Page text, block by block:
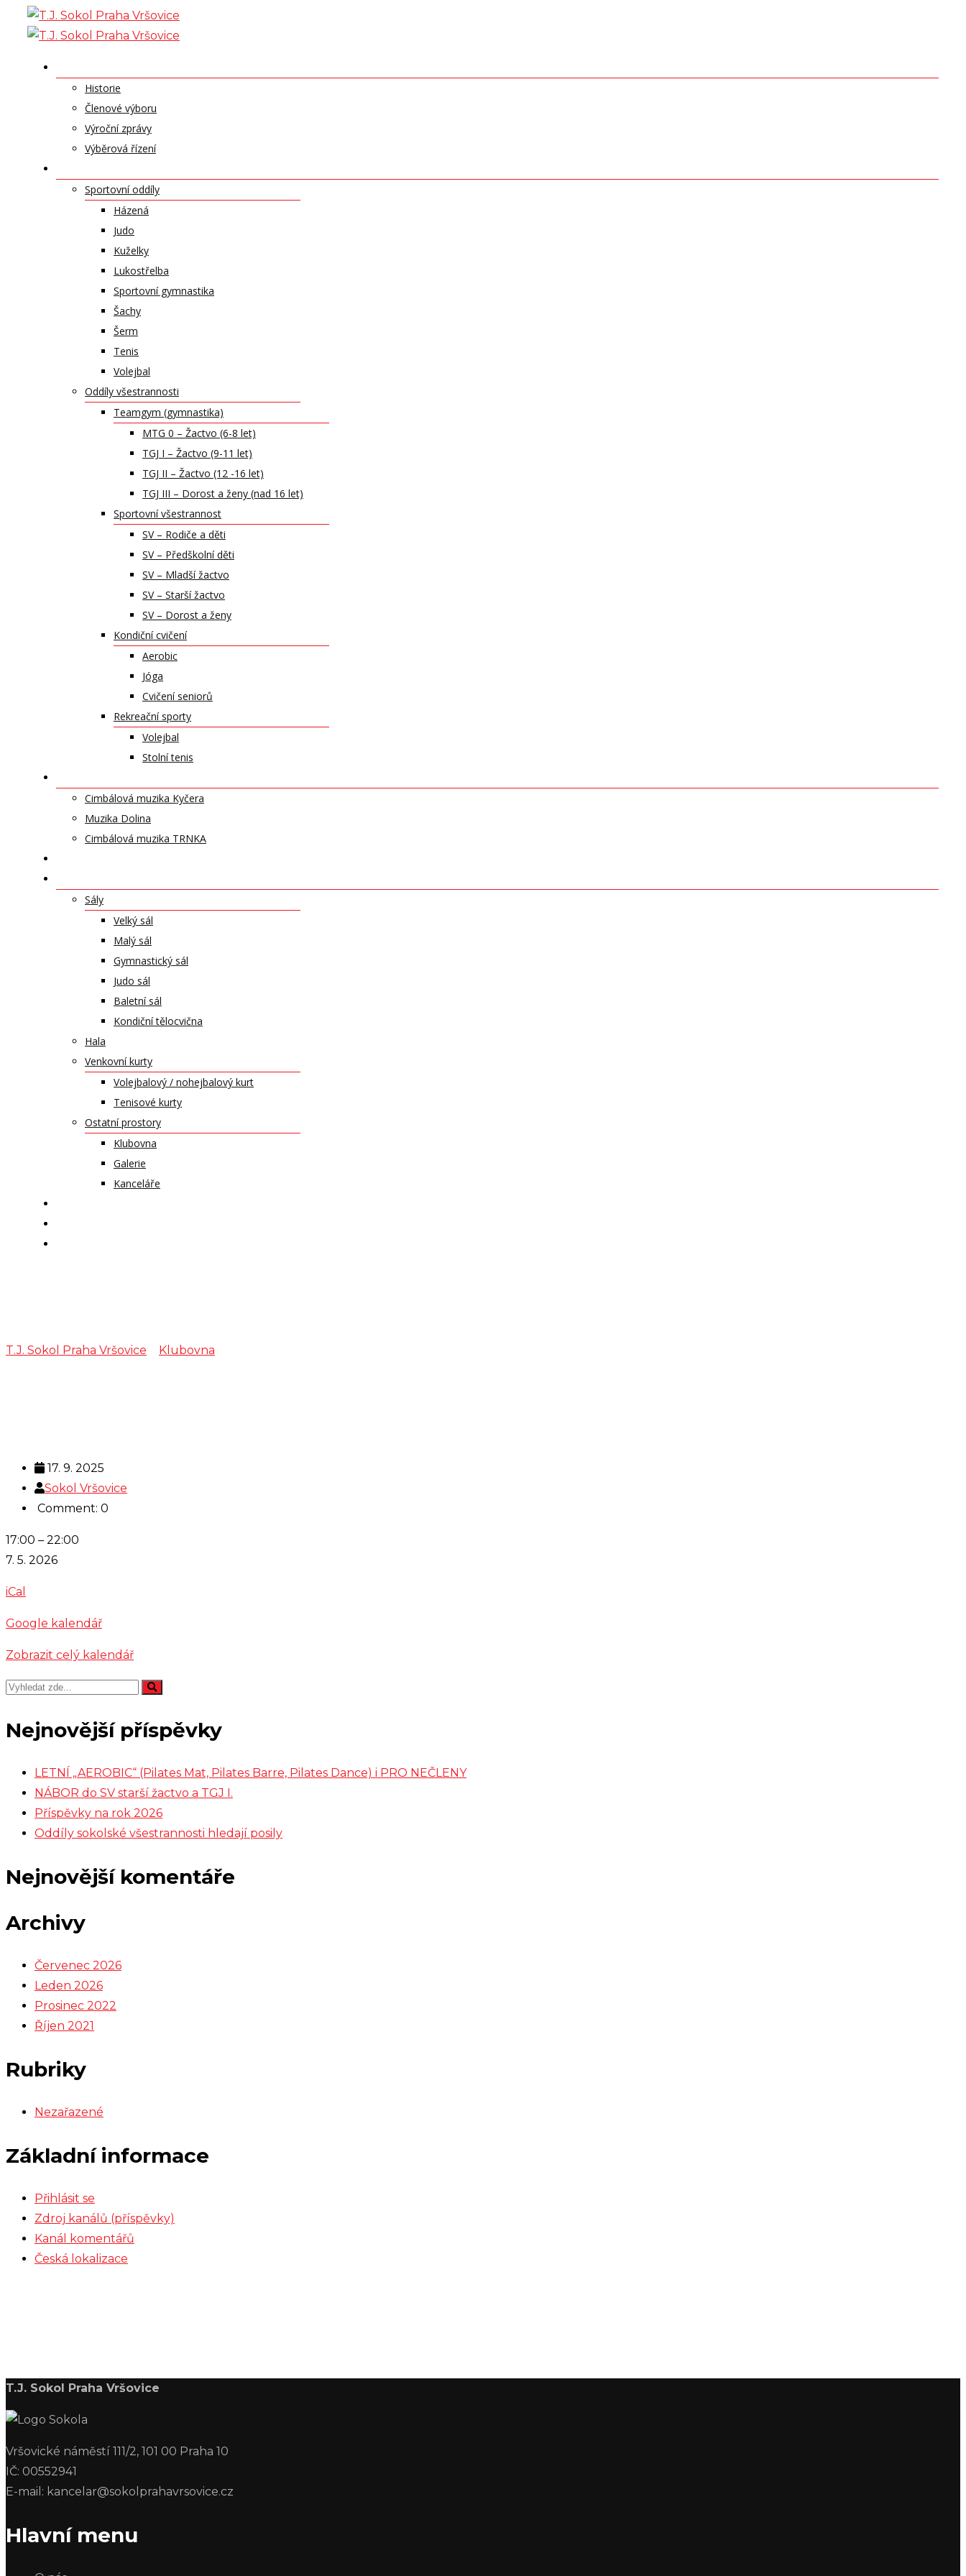
Skip
Historie
Členové výboru
Výroční zprávy
Výběrová řízení
Sportovní oddíly
Házená
Judo
Kuželky
Lukostřelba
Sportovní gymnastika
Šachy
Šerm
Tenis
Volejbal
Oddíly všestrannosti
Teamgym (gymnastika)
MTG 0 – Žactvo (6-8 let)
TGJ I – Žactvo (9-11 let)
TGJ II – Žactvo (12 -16 let)
TGJ III – Dorost a ženy (nad 16 let)
Sportovní všestrannost
SV – Rodiče a děti
SV – Předškolní děti
SV – Mladší žactvo
SV – Starší žactvo
SV – Dorost a ženy
Kondiční cvičení
Aerobic
Jóga
Cvičení seniorů
Rekreační sporty
Volejbal
Stolní tenis
Cimbálová muzika Kyčera
Muzika Dolina
Cimbálová muzika TRNKA
Sály
Velký sál
Malý sál
Gymnastický sál
Judo sál
Baletní sál
Kondiční tělocvična
Hala
Venkovní kurty
Volejbalový / nohejbalový kurt
Tenisové kurty
Ostatní prostory
Klubovna
Galerie
Kanceláře
T.J. Sokol Praha Vršovice Klubovna
17. 9. 2025
Sokol Vršovice
Comment: 0
šachy
17:00 – 22:00
7. 5. 2026
iCal
Google kalendář
Zobrazit celý kalendář
Nejnovější příspěvky
LETNÍ „AEROBIC“ (Pilates Mat, Pilates Barre, Pilates Dance) i PRO NEČLENY
NÁBOR do SV starší žactvo a TGJ I.
Příspěvky na rok 2026
Oddíly sokolské všestrannosti hledají posily
Nejnovější komentáře
Archivy
Červenec 2026
Leden 2026
Prosinec 2022
Říjen 2021
Rubriky
Nezařazené
Základní informace
Přihlásit se
Zdroj kanálů (příspěvky)
Kanál komentářů
Česká lokalizace
T.J. Sokol Praha Vršovice
Vršovické náměstí 111/2, 101 00 Praha 10
IČ: 00552941
E-mail: kancelar@sokolprahavrsovice.cz
Hlavní menu